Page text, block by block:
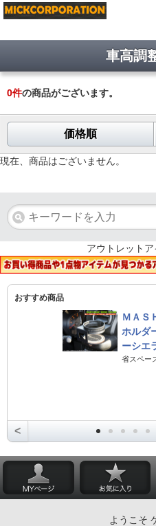
車高調
0件の商品がございます。
価格順
現在、商品はございません。
アウトレット
おすすめ商品
ＭＡＳ
ホルダ
ーシエ
<
ようこそ